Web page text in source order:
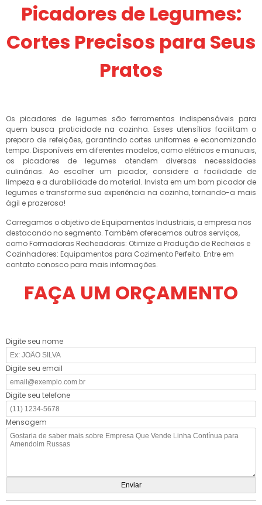
Picadores de Legumes:
Cortes Precisos para Seus
Pratos
Os picadores de legumes são ferramentas indispensáveis para
quem busca praticidade na cozinha. Esses utensílios facilitam o
preparo de refeições, garantindo cortes uniformes e economizando
tempo. Disponíveis em diferentes modelos, como elétricos e manuais,
os picadores de legumes atendem diversas necessidades
culinárias. Ao escolher um picador, considere a facilidade de
limpeza e a durabilidade do material. Invista em um bom picador de
legumes e transforme sua experiência na cozinha, tornando-a mais
ágil e prazerosa!
Carregamos o objetivo de Equipamentos Industriais, a empresa nos
destacando no segmento. Também oferecemos outros serviços,
como Formadoras Recheadoras: Otimize a Produção de Recheios e
Cozinhadores: Equipamentos para Cozimento Perfeito. Entre em
contato conosco para mais informações.
FAÇA UM ORÇAMENTO
Digite seu nome
Digite seu email
Digite seu telefone
Mensagem